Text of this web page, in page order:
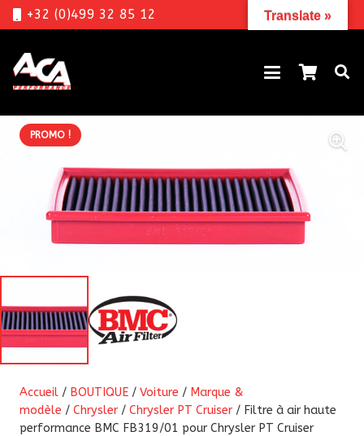
+32 (0)499 32 85 12
PROMO !
Accueil / BOUTIQUE / Voiture / Marque &
modèle / Chrysler / Chrysler PT Cruiser / Filtre à air haute
performance BMC FB319/01 pour Chrysler PT Cruiser
Translate »